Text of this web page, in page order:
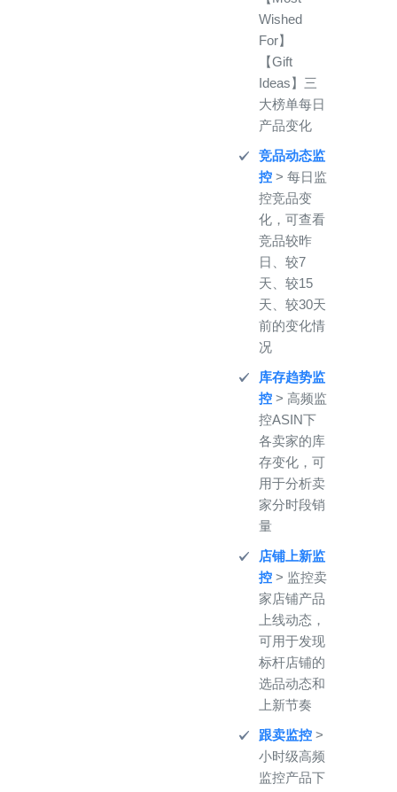
Wished
For】
【Gift
Ideas】三
大榜单每日
产品变化
竞品动态监
控 > 每日监
控竞品变
化，可查看
竞品较昨
日、较7
天、较15
天、较30天
前的变化情
况
库存趋势监
控 > 高频监
控ASIN下
各卖家的库
存变化，可
用于分析卖
家分时段销
量
店铺上新监
控 > 监控卖
家店铺产品
上线动态，
可用于发现
标杆店铺的
选品动态和
上新节奏
跟卖监控 >
小时级高频
监控产品下